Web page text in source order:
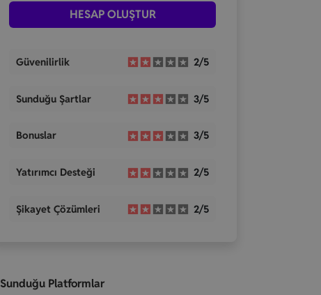
HESAP OLUŞTUR
Güvenilirlik 2/5
Sunduğu Şartlar 3/5
Bonuslar 3/5
Yatırımcı Desteği 2/5
Şikayet Çözümleri 2/5
Sunduğu Platformlar